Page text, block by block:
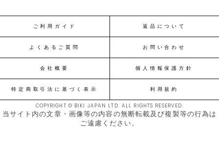
ご利用ガイド 返品について
よくあるご質問 お問い合わせ
会社概要 個人情報保護方針
特定商取引法に基づく表示 利用規約
COPYRIGHT © BIKI JAPAN LTD. ALL RIGHTS RESERVED.
当サイト内の文章・画像等の内容の無断転載及び複製等の行為は
ご遠慮ください。